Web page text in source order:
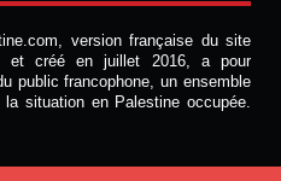
version française du site
et créé en juillet 2016, a pour
public francophone, un ensemble
la situation en Palestine occupée.